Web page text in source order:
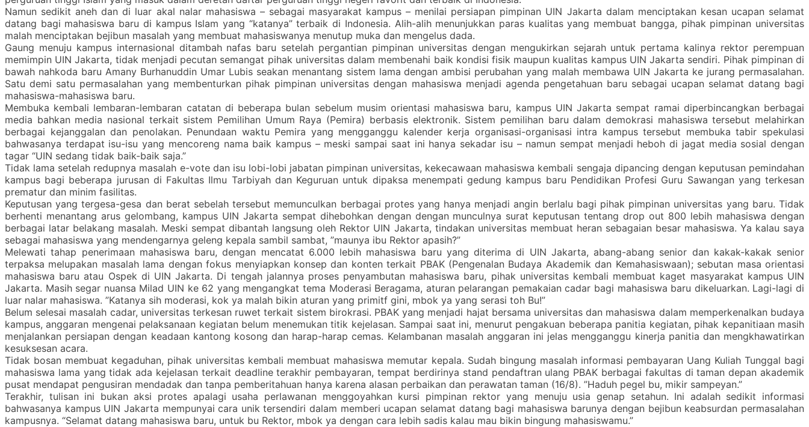
Namun sedikit aneh dan di luar akal nalar mahasiswa – sebagai masyarakat kampus – menilai persiapan pimpinan UIN Jakarta dalam menciptakan kesan ucapan selamat
datang bagi mahasiswa baru di kampus Islam yang “katanya” terbaik di Indonesia. Alih-alih menunjukkan paras kualitas yang membuat bangga, pihak pimpinan universitas
malah menciptakan bejibun masalah yang membuat mahasiswanya menutup muka dan mengelus dada.
Gaung menuju kampus internasional ditambah nafas baru setelah pergantian pimpinan universitas dengan mengukirkan sejarah untuk pertama kalinya rektor perempuan
memimpin UIN Jakarta, tidak menjadi pecutan semangat pihak universitas dalam membenahi baik kondisi fisik maupun kualitas kampus UIN Jakarta sendiri. Pihak pimpinan di
bawah nahkoda baru Amany Burhanuddin Umar Lubis seakan menantang sistem lama dengan ambisi perubahan yang malah membawa UIN Jakarta ke jurang permasalahan.
Satu demi satu permasalahan yang membenturkan pihak pimpinan universitas dengan mahasiswa menjadi agenda pengetahuan baru sebagai ucapan selamat datang bagi
mahasiswa-mahasiswa baru.
Membuka kembali lembaran-lembaran catatan di beberapa bulan sebelum musim orientasi mahasiswa baru, kampus UIN Jakarta sempat ramai diperbincangkan berbagai
media bahkan media nasional terkait sistem Pemilihan Umum Raya (Pemira) berbasis elektronik. Sistem pemilihan baru dalam demokrasi mahasiswa tersebut melahirkan
berbagai kejanggalan dan penolakan. Penundaan waktu Pemira yang mengganggu kalender kerja organisasi-organisasi intra kampus tersebut membuka tabir spekulasi
bahwasanya terdapat isu-isu yang mencoreng nama baik kampus – meski sampai saat ini hanya sekadar isu – namun sempat menjadi heboh di jagat media sosial dengan
tagar “UIN sedang tidak baik-baik saja.”
Tidak lama setelah redupnya masalah e-vote dan isu lobi-lobi jabatan pimpinan universitas, kekecawaan mahasiswa kembali sengaja dipancing dengan keputusan pemindahan
kampus bagi beberapa jurusan di Fakultas Ilmu Tarbiyah dan Keguruan untuk dipaksa menempati gedung kampus baru Pendidikan Profesi Guru Sawangan yang terkesan
prematur dan minim fasilitas.
Keputusan yang tergesa-gesa dan berat sebelah tersebut memunculkan berbagai protes yang hanya menjadi angin berlalu bagi pihak pimpinan universitas yang baru. Tidak
berhenti menantang arus gelombang, kampus UIN Jakarta sempat dihebohkan dengan dengan munculnya surat keputusan tentang drop out 800 lebih mahasiswa dengan
berbagai latar belakang masalah. Meski sempat dibantah langsung oleh Rektor UIN Jakarta, tindakan universitas membuat heran sebagaian besar mahasiswa. Ya kalau saya
sebagai mahasiswa yang mendengarnya geleng kepala sambil sambat, ”maunya ibu Rektor apasih?”
Melewati tahap penerimaan mahasiswa baru, dengan mencatat 6.000 lebih mahasiswa baru yang diterima di UIN Jakarta, abang-abang senior dan kakak-kakak senior
terpaksa melupakan masalah lama dengan fokus menyiapkan konsep dan konten terkait PBAK (Pengenalan Budaya Akademik dan Kemahasiswaan); sebutan masa orientasi
mahasiswa baru atau Ospek di UIN Jakarta. Di tengah jalannya proses penyambutan mahasiswa baru, pihak universitas kembali membuat kaget masyarakat kampus UIN
Jakarta. Masih segar nuansa Milad UIN ke 62 yang mengangkat tema Moderasi Beragama, aturan pelarangan pemakaian cadar bagi mahasiswa baru dikeluarkan. Lagi-lagi di
luar nalar mahasiswa. ”Katanya sih moderasi, kok ya malah bikin aturan yang primitf gini, mbok ya yang serasi toh Bu!”
Belum selesai masalah cadar, universitas terkesan ruwet terkait sistem birokrasi. PBAK yang menjadi hajat bersama universitas dan mahasiswa dalam memperkenalkan budaya
kampus, anggaran mengenai pelaksanaan kegiatan belum menemukan titik kejelasan. Sampai saat ini, menurut pengakuan beberapa panitia kegiatan, pihak kepanitiaan masih
menjalankan persiapan dengan keadaan kantong kosong dan harap-harap cemas. Kelambanan masalah anggaran ini jelas mengganggu kinerja panitia dan mengkhawatirkan
kesuksesan acara.
Tidak bosan membuat kegaduhan, pihak universitas kembali membuat mahasiswa memutar kepala. Sudah bingung masalah informasi pembayaran Uang Kuliah Tunggal bagi
mahasiswa lama yang tidak ada kejelasan terkait deadline terakhir pembayaran, tempat berdirinya stand pendaftran ulang PBAK berbagai fakultas di taman depan akademik
pusat mendapat pengusiran mendadak dan tanpa pemberitahuan hanya karena alasan perbaikan dan perawatan taman (16/8). ”Haduh pegel bu, mikir sampeyan.”
Terakhir, tulisan ini bukan aksi protes apalagi usaha perlawanan menggoyahkan kursi pimpinan rektor yang menuju usia genap setahun. Ini adalah sedikit informasi
bahwasanya kampus UIN Jakarta mempunyai cara unik tersendiri dalam memberi ucapan selamat datang bagi mahasiswa barunya dengan bejibun keabsurdan permasalahan
kampusnya. “Selamat datang mahasiswa baru, untuk bu Rektor, mbok ya dengan cara lebih sadis kalau mau bikin bingung mahasiswamu.”